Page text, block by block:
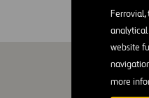
Ferrovial,
analytical
website
more